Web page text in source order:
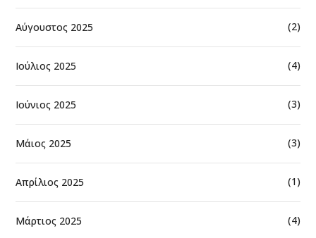
Αύγουστος 2025 (2)
Ιούλιος 2025 (4)
Ιούνιος 2025 (3)
Μάιος 2025 (3)
Απρίλιος 2025 (1)
Μάρτιος 2025 (4)